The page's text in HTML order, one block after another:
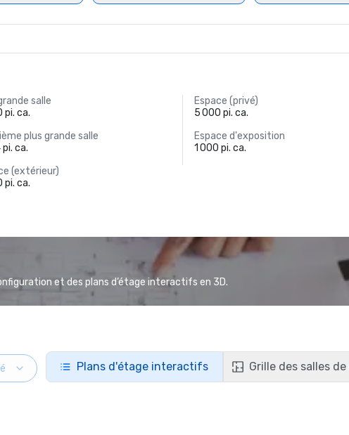
salle
pi. ca.
Espace (privé)
5 000 pi. ca.
plus grande salle
pi. ca.
Espace d'exposition
1 000 pi. ca.
(extérieur)
pi. ca.
et des plans d’étage interactifs en 3D.
Plans d'étage interactifs Grille des salles